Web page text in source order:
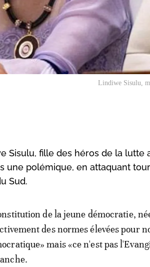
Lindiwe Sisulu,
Sisulu, fille des héros de la lutte
une polémique, en attaquant
Sud.
de la jeune démocratie,
des normes élevées pour
mais «ce n'est pas